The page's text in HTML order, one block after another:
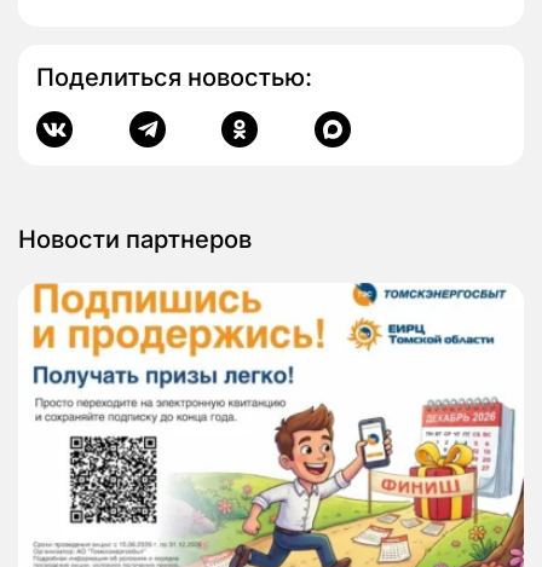
Поделиться новостью:
Новости партнеров